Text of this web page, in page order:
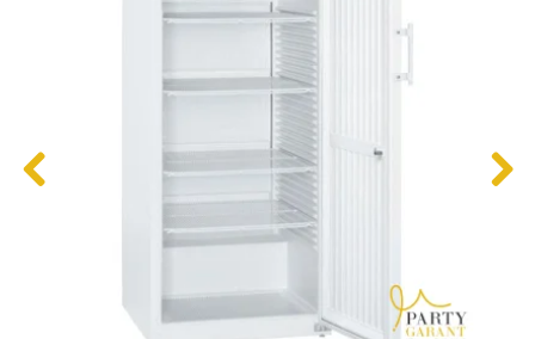
op locatie, zodat u na oplevering direct kunt
schenken. Geschikt voor de meest gangbare
bierfusten en te combineren met extra koelunits en
glaswerk uit het verhuurassortiment. Bezorging en
montage door heel Rotterdam en Zuid-Holland.